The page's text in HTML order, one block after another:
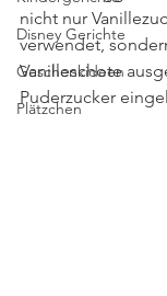
Disney Gerichte
Geschenkideen
Plätzchen
nicht nur
verwendet,
Vanilleschote
Puderzucker